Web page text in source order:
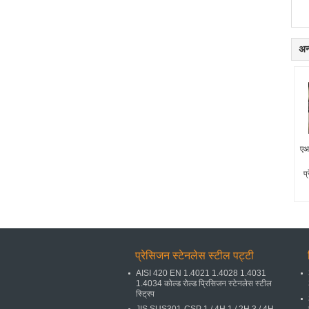
प्रेसिजन स्टेनलेस स्टील पट्टी
AISI 420 EN 1.4021 1.4028 1.4031
1.4034 कोल्ड रोल्ड प्रिसिजन स्टेनलेस स्टील
स्ट्रिप